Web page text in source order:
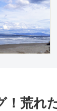
！荒れ